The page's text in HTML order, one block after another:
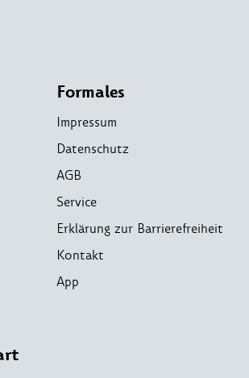
Formales
Impressum
Datenschutz
AGB
Service
Erklärung zur Barrierefreiheit
Kontakt
App